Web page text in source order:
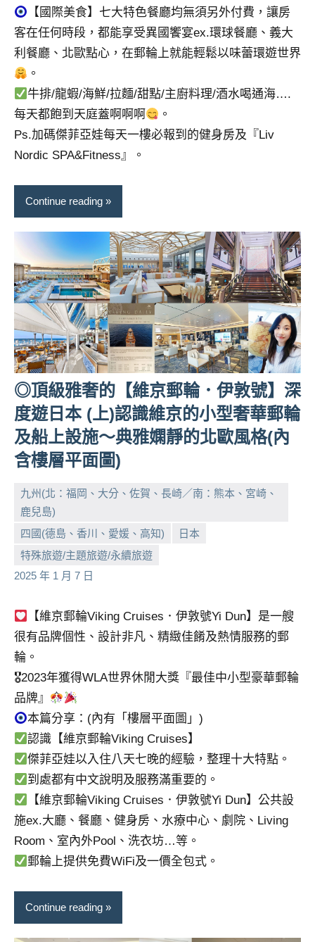
【國際美食】七大特色餐廳均無須另外付費，讓房
客在任何時段，都能享受異國饗宴ex.環球餐廳、義大
利餐廳、北歐點心，在郵輪上就能輕鬆以味蕾環遊世界
。
牛排/龍蝦/海鮮/拉麵/甜點/主廚料理/酒水喝通海….
每天都飽到天庭蓋啊啊啊
。
Ps.加碼傑菲亞娃每天一樓必報到的健身房及『Liv
Nordic SPA&Fitness』。
Continue reading
◎頂級雅奢的【維京郵輪．伊敦號】深
度遊⽇本 (上)認識維京的小型奢華郵輪
及船上設施～典雅嫻靜的北歐風格(內
含樓層平面圖)
九州(北：福岡、大分、佐賀、長崎／南：熊本、宮崎、
鹿兒島)
四國(德島、香川、愛媛、高知)
日本
特殊旅遊/主題旅遊/永續旅遊
2025 年 1 月 7 日
芳
comments
【維京郵輪Viking Cruises．伊敦號Yi Dun】是一艘
很有品牌個性、設計非凡、精緻佳餚及熱情服務的郵
輪。
🎖2023年獲得WLA世界休閒大獎『最佳中小型豪華郵輪
品牌』
本篇分享：(內有「樓層平面圖」)
認識【維京郵輪Viking Cruises】
傑菲亞娃以入住八天七晚的經驗，整理十大特點。
到處都有中文說明及服務滿重要的。
【維京郵輪Viking Cruises．伊敦號Yi Dun】公共設
施ex.大廳、餐廳、健身房、水療中心、劇院、Living
Room、室內外Pool、洗衣坊…等。
郵輪上提供免費WiFi及一價全包式。
Continue reading